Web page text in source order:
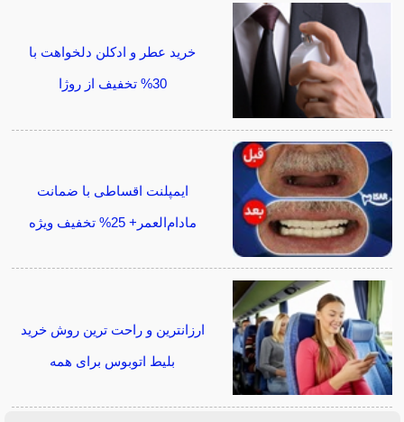
خرید عطر و ادکلن دلخواهت با
30% تخفیف از روژا
ایمپلنت اقساطی با ضمانت
مادام‌العمر+ 25% تخفیف ویژه
ارزانترین و راحت ترین روش خرید
بلیط اتوبوس برای همه